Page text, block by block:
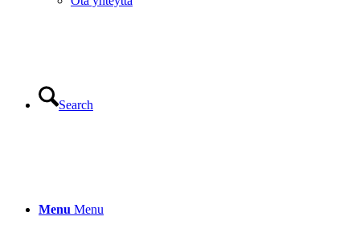
Search
Menu Menu